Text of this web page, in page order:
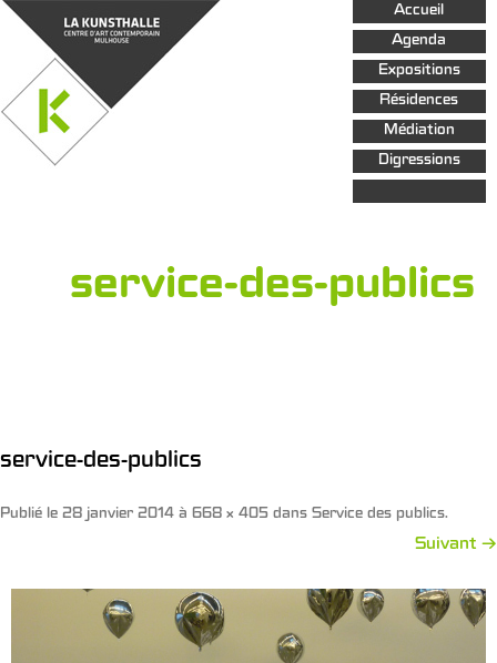
Aller au
contenu
principal
Accueil
Agenda
Expositions
Résidences
Médiation
Digressions
service-des-publics
service-des-publics
Publié le 28 janvier 2014 à 668 × 405 dans Service des publics.
Suivant →